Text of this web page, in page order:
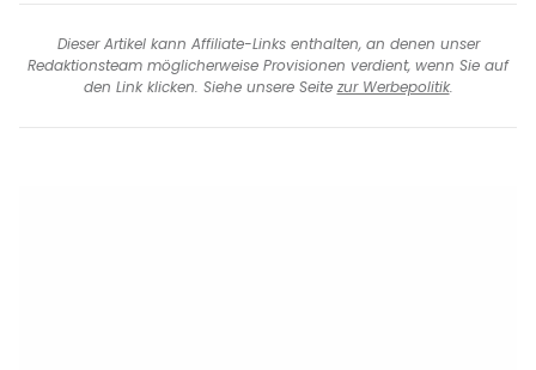
Dieser Artikel kann Affiliate-Links enthalten, an denen unser
Redaktionsteam möglicherweise Provisionen verdient, wenn Sie auf
den Link klicken. Siehe unsere Seite zur Werbepolitik.